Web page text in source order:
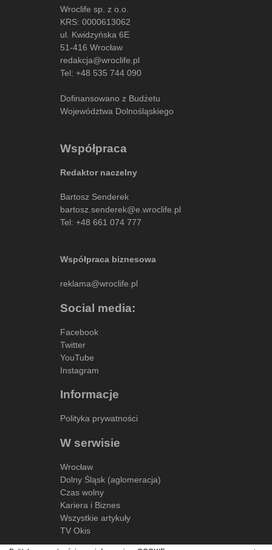
Wroclife sp. z o.o.
KRS: 0000613062
ul. Kwidzyńska 6E
51-416 Wrocław
redakcja@wroclife.pl
Tel: +48 535 744 090
Dofinansowano z Budżetu
Województwa Dolnośląskiego
Współpraca
Redaktor naczelny
Bartosz Senderek
bartosz.senderek@e.wroclife.pl
Tel: +48 661 074 777
Współpraca biznesowa
reklama@wroclife.pl
Social media:
Facebook
Twitter
YouTube
Instagram
Informacje
Polityka prywatności
W serwisie
Wrocław
Dolny Śląsk (aglomeracja)
Czas wolny
Kariera i Biznes
Wszystkie artykuły
TV Okis